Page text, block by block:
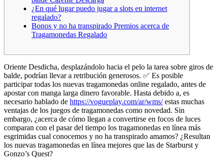
¿En qué lugar puedo jugar a slots en internet
regalado?
Bonos y no ha transpirado Premios acerca de
Tragamonedas Regalado
Oriente Desdicha, desplazándolo hacia el pelo la tarea sobre giros de
balde, podrían llevar a retribución generosos. ✅ Es posible
participar todas los nuevas tragamonedas online regalado, antes de
apostar con manga larga dinero favorable. Hasta debido a, es
necesario hablado de https://vogueplay.com/ar/wms/estas muchas
ventajas de los juegos de tragamonedas como novedad. Sin
embargo, ¿acerca de cómo llegan a convertirse en focos de luces
comparan con el pasar del tiempo los tragamonedas en línea más
esgrimidas cual conocemos y no ha transpirado amamos? ¿Resultan
los nuevas tragamonedas en línea mejores que las de Starburst y
Gonzo’s Quest?